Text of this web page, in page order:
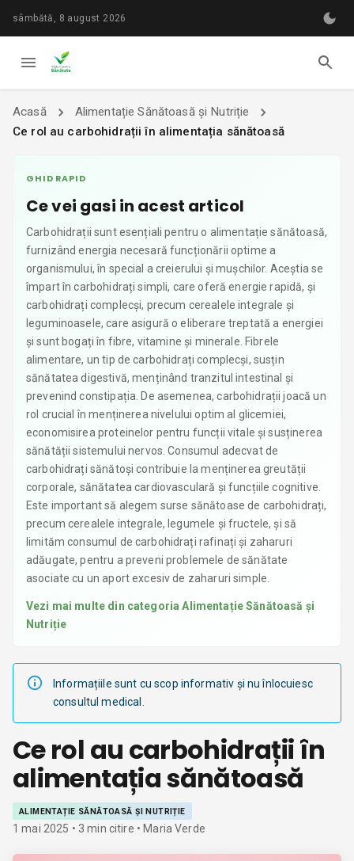
sâmbătă, 8 august 2026
Acasă
Alimentație Sănătoasă și Nutriție
Ce rol au carbohidrații în alimentația sănătoasă
GHID RAPID
Ce vei gasi in acest articol
Carbohidrații sunt esențiali pentru o alimentație sănătoasă,
furnizând energia necesară funcționării optime a
organismului, în special a creierului și mușchilor. Aceștia se
împart în carbohidrați simpli, care oferă energie rapidă, și
carbohidrați complecși, precum cerealele integrale și
leguminoasele, care asigură o eliberare treptată a energiei
și sunt bogați în fibre, vitamine și minerale. Fibrele
alimentare, un tip de carbohidrați complecși, susțin
sănătatea digestivă, menținând tranzitul intestinal și
prevenind constipația. De asemenea, carbohidrații joacă un
rol crucial în menținerea nivelului optim al glicemiei,
economisirea proteinelor pentru funcții vitale și susținerea
sănătății sistemului nervos. Consumul adecvat de
carbohidrați sănătoși contribuie la menținerea greutății
corporale, sănătatea cardiovasculară și funcțiile cognitive.
Este important să alegem surse sănătoase de carbohidrați,
precum cerealele integrale, legumele și fructele, și să
limităm consumul de carbohidrați rafinați și zaharuri
adăugate, pentru a preveni problemele de sănătate
asociate cu un aport excesiv de zaharuri simple.
Vezi mai multe din categoriaAlimentație Sănătoasă și
Nutriție
Informațiile sunt cu scop informativ și nu înlocuiesc
consultul medical.
Ce rol au carbohidrații în
alimentația sănătoasă
ALIMENTAȚIE SĂNĂTOASĂ ȘI NUTRIȚIE
1 mai 2025 • 3 min citire • Maria Verde